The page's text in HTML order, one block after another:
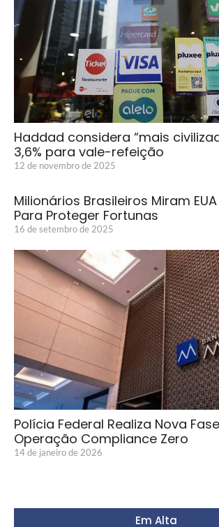
Haddad considera “mais
3,6% para vale-refeição
12 de novembro de 2025
Milionários Brasileiros Miram
Para Proteger Fortunas
16 de setembro de 2025
Polícia Federal Realiza Nova
Operação Compliance Zero
14 de janeiro de 2026
Em Alta